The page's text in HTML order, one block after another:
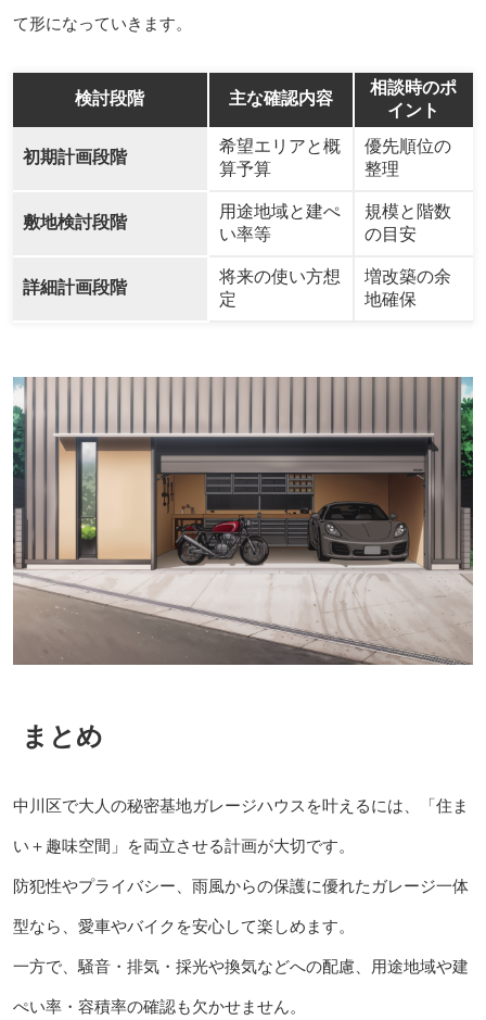
て形になっていきます。
検討段階 主な確認内容
相談時のポ
イント
初期計画段階
希望エリアと概
算予算
優先順位の
整理
敷地検討段階
用途地域と建ぺ
い率等
規模と階数
の目安
詳細計画段階
将来の使い方想
定
増改築の余
地確保
まとめ
中川区で大人の秘密基地ガレージハウスを叶えるには、「住ま
い＋趣味空間」を両立させる計画が大切です。
防犯性やプライバシー、雨風からの保護に優れたガレージ一体
型なら、愛車やバイクを安心して楽しめます。
一方で、騒音・排気・採光や換気などへの配慮、用途地域や建
ぺい率・容積率の確認も欠かせません。